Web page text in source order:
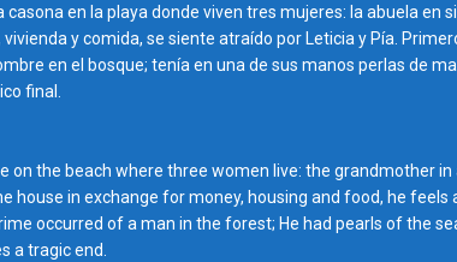
en la playa donde viven tres mujeres: la abuela en
y comida, se siente atraído por Leticia y Pía.
en el bosque; tenía en una de sus manos perlas de
final.
the beach where three women live: the grandmother in
house in exchange for money, housing and food, he feels
occurred of a man in the forest; He had pearls of the
a tragic end.